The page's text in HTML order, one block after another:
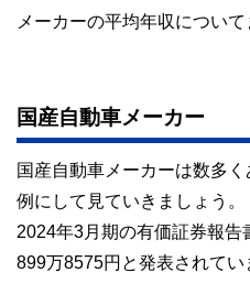
メーカーの平均年収について
国産自動車メーカー
国産自動車メーカーは数多
例にして見ていきましょう
2024年3月期の有価証券報
899万8575円と発表されてい